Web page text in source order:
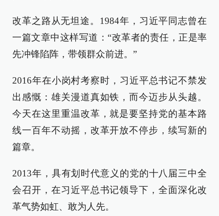
改革之路从无坦途。1984年，习近平同志曾在
一篇文章中这样写道：“改革者的责任，正是率
先冲锋陷阵，带领群众前进。”
2016年在小岗村考察时，习近平总书记不禁发
出感慨：雄关漫道真如铁，而今迈步从头越。
今天在这里重温改革，就是要坚持党的基本路
线一百年不动摇，改革开放不停步，续写新的
篇章。
2013年，具有划时代意义的党的十八届三中全
会召开，在习近平总书记领导下，全面深化改
革气势如虹、敢为人先。